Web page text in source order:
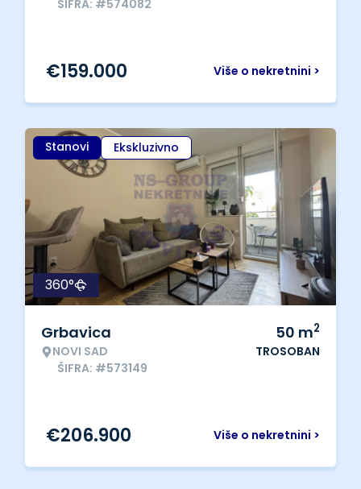
ŠIFRA: #574082
Više o nekretnini >
€159.000
Stanovi Ekskluzivno
360°
Grbavica
NOVI SAD
ŠIFRA: #573149
50 m2
TROSOBAN
Više o nekretnini >
€206.900